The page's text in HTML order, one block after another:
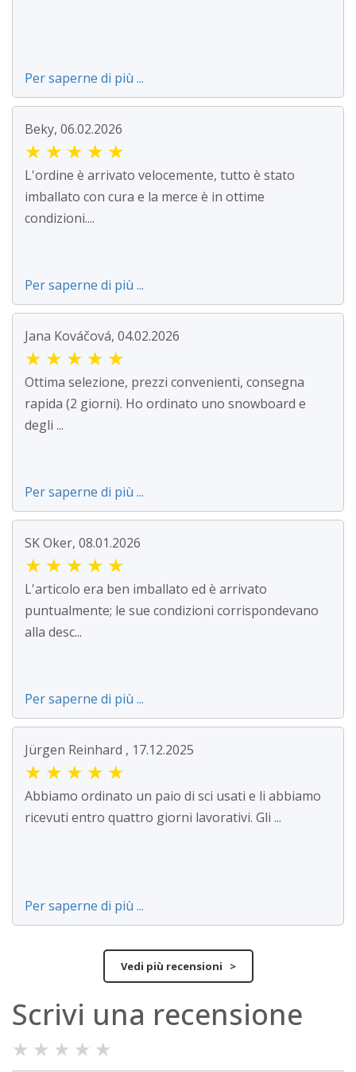
Per saperne di più ...
Beky, 06.02.2026
★ ★ ★ ★ ★
L'ordine è arrivato velocemente, tutto è stato
imballato con cura e la merce è in ottime
condizioni....
Per saperne di più ...
Jana Kováčová, 04.02.2026
★ ★ ★ ★ ★
Ottima selezione, prezzi convenienti, consegna
rapida (2 giorni). Ho ordinato uno snowboard e
degli ...
Per saperne di più ...
SK Oker, 08.01.2026
★ ★ ★ ★ ★
L'articolo era ben imballato ed è arrivato
puntualmente; le sue condizioni corrispondevano
alla desc...
Per saperne di più ...
Jürgen Reinhard , 17.12.2025
★ ★ ★ ★ ★
Abbiamo ordinato un paio di sci usati e li abbiamo
ricevuti entro quattro giorni lavorativi. Gli ...
Per saperne di più ...
Vedi più recensioni >
Scrivi una recensione
★ ★ ★ ★ ★